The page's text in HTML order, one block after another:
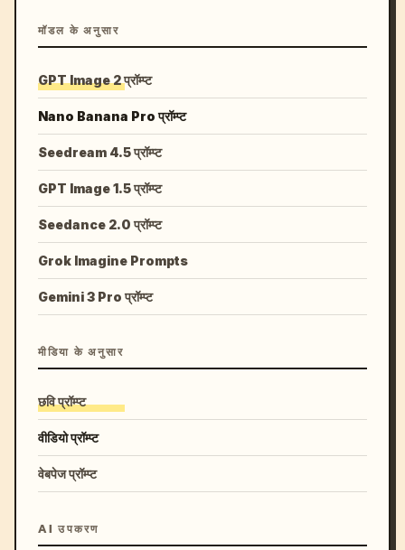
मॉडल के अनुसार
GPT Image 2 प्रॉम्प्ट
Nano Banana Pro प्रॉम्प्ट
Seedream 4.5 प्रॉम्प्ट
GPT Image 1.5 प्रॉम्प्ट
Seedance 2.0 प्रॉम्प्ट
Grok Imagine Prompts
Gemini 3 Pro प्रॉम्प्ट
मीडिया के अनुसार
छवि प्रॉम्प्ट
वीडियो प्रॉम्प्ट
वेबपेज प्रॉम्प्ट
AI उपकरण